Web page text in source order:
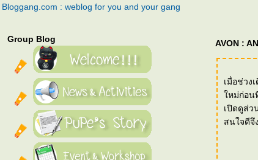
Bloggang.com : weblog for you and your gang
Group Blog
AVON :
เมื่อช่วง
หม่ก่อนที่จะวางจำหน่
เปิดดูส่ว
สนใจดีจึ